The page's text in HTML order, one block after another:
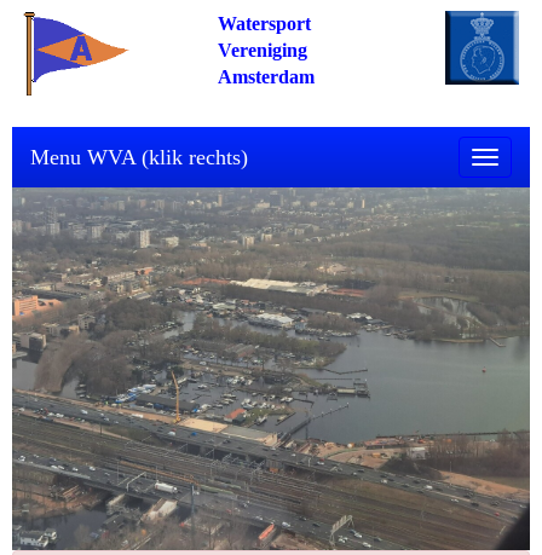
Watersport
Vereniging
Amsterdam
Toggle
Menu WVA (klik rechts)